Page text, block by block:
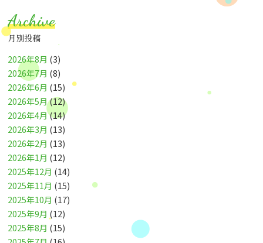
Archive
月別投稿
2026年8月 (3)
2026年7月 (8)
2026年6月 (15)
2026年5月(12)
2026年4月(14)
2026年3月 (13)
2026年2月 (13)
2026年1月 (12)
2025年12月 (14)
2025年11月 (15)
2025年10月 (17)
2025年9月 (12)
2025年8月 (15)